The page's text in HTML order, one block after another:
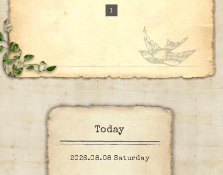
1
Today
2026.08.08 Saturday